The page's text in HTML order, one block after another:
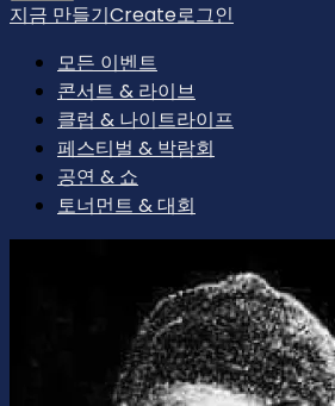
지금 만들기Create로그인
모든 이벤트
콘서트 & 라이브
클럽 & 나이트라이프
페스티벌 & 박람회
공연 & 쇼
토너먼트 & 대회